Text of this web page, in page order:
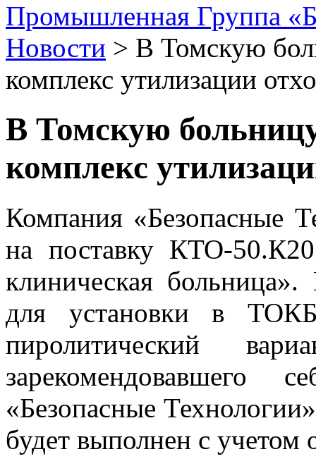
Промышленная Группа
Новости > В Томскую
комплекс утилизации
В Томскую
комплекс
Компания «Безопасные
на поставку КТО-
клиническая
для установки в
пиролитический
зарекомендовавшего
«Безопасные
будет выполнен с учетом